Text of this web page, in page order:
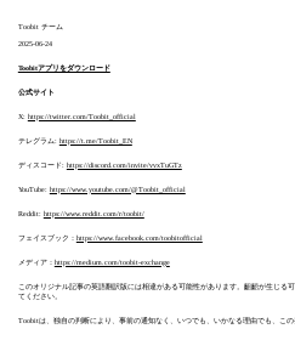
Toobit チーム
2025-06-24
Toobitアプリをダウンロード
公式サイト
X: https://twitter.com/Toobit_official
テレグラム: https://t.me/Toobit_EN
ディスコード: https://discord.com/invite/vvxTuGTz
YouTube: https://www.youtube.com/@Toobit_official
Reddit: https://www.reddit.com/r/toobit/
フェイスブック： https://www.facebook.com/toobitofficial
メディア： https://medium.com/toobit-exchange
このオリジナル記事の英語翻訳版には相違がある可能性があります。齟齬が生じる
てください。
Toobitは、独自の判断により、事前の通知なく、いつでも、いかなる理由でも、この